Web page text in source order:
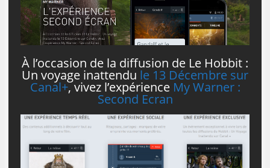
À l’occasion de la diffusion de Le Hobbit :
Un voyage inattendu le 13 Décembre sur
Canal+, vivez l’expérience My Warner :
Second Ecran